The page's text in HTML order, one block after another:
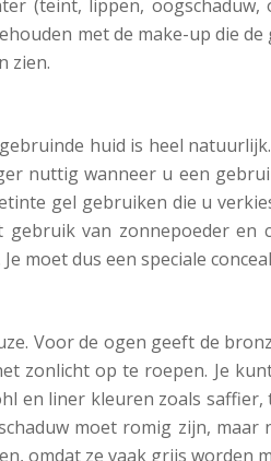
(teint, lippen,
met de make-up die
zien.
huid is heel
nuttig wanneer u een
gel gebruiken die u
van zonnepoeder en
moet dus een speciale
Voor de ogen geeft de
zonlicht op te roepen. Je
en liner kleuren zoals
moet romig zijn,
omdat ze vaak grijs worden